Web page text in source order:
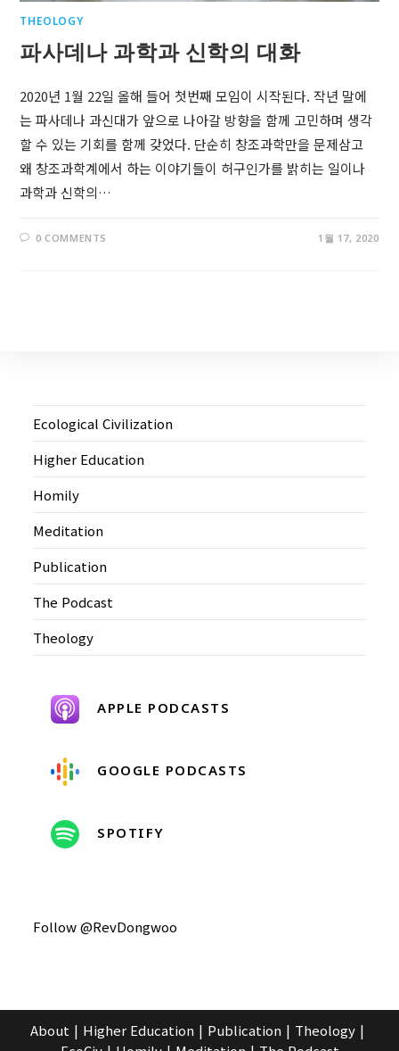
THEOLOGY
파사데나 과학과 신학의 대화
2020년 1월 22일 올해 들어 첫번째 모임이 시작된다. 작년 말에
는 파사데나 과신대가 앞으로 나아갈 방향을 함께 고민하며 생각
할 수 있는 기회를 함께 갖었다. 단순히 창조과학만을 문제삼고
왜 창조과학계에서 하는 이야기들이 허구인가를 밝히는 일이나
과학과 신학의…
0 COMMENTS 1월 17, 2020
Ecological Civilization
Higher Education
Homily
Meditation
Publication
The Podcast
Theology
APPLE PODCASTS
GOOGLE PODCASTS
SPOTIFY
Follow @RevDongwoo
About Higher Education Publication
Theology